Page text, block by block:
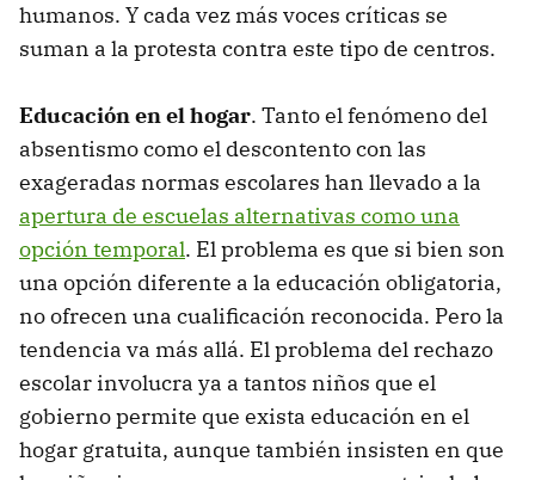
humanos. Y cada vez más voces críticas se
suman a la protesta contra este tipo de centros.
Educación en el hogar. Tanto el fenómeno del
absentismo como el descontento con las
exageradas normas escolares han llevado a la
apertura de escuelas alternativas como una
opción temporal. El problema es que si bien son
una opción diferente a la educación obligatoria,
no ofrecen una cualificación reconocida. Pero la
tendencia va más allá. El problema del rechazo
escolar involucra ya a tantos niños que el
gobierno permite que exista educación en el
hogar gratuita, aunque también insisten en que